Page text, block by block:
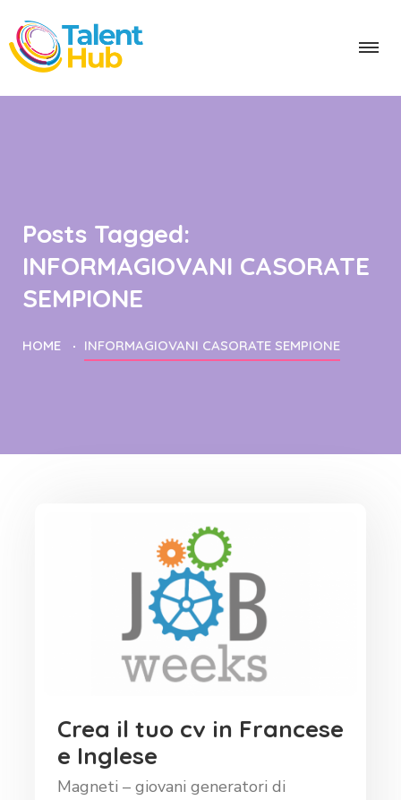
Posts Tagged:
INFORMAGIOVANI CASORATE
SEMPIONE
HOME INFORMAGIOVANI CASORATE SEMPIONE
Crea il tuo cv in Francese
e Inglese
Magneti – giovani generatori di